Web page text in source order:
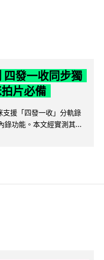
發一收同步獨
片必備
援「四發一收」分軌錄
功能。本文經實測其...